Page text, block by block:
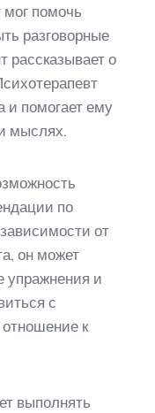
мог помочь
разговорные
рассказывает о
и помогает ему
мыслях.
по
от
он может
упражнения и
с
к
выполнять